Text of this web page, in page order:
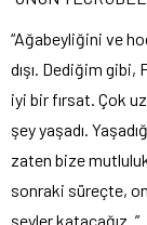
“Ağabeyliğini ve
dışı. Dediğim gibi,
iyi bir fırsat. Çok
şey yaşadı.
zaten bize
sonraki süreçte,
şeyler katacağız. ”